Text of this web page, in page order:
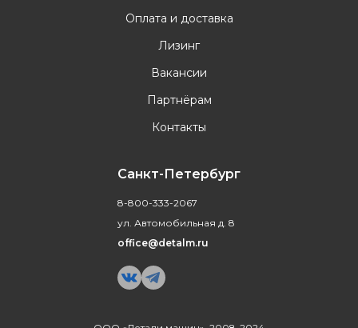
Оплата и доставка
Лизинг
Вакансии
Партнёрам
Контакты
Санкт-Петербург
8-800-333-2067
ул. Автомобильная д. 8
office@detalm.ru